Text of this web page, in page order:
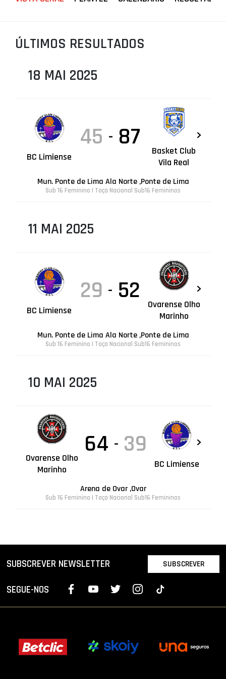
LIGA BETCLIC MASCULINA
LIGA BETCLIC FEMININA
ÚLTIMOS RESULTADOS
18 MAI 2025
BC Limiense
45 - 87
Basket Club
Vila Real
Mun. Ponte de Lima Ala Norte ,Ponte de Lima
Sub 16 Feminino | Taça Nacional Sub16 Femininos
11 MAI 2025
BC Limiense
29 - 52
Ovarense Olho
Marinho
Mun. Ponte de Lima Ala Norte ,Ponte de Lima
Sub 16 Feminino | Taça Nacional Sub16 Femininos
10 MAI 2025
Ovarense Olho
Marinho
64 - 39
BC Limiense
Arena de Ovar ,Ovar
Sub 16 Feminino | Taça Nacional Sub16 Femininos
SUBSCREVER NEWSLETTER SUBSCREVER
SEGUE-NOS